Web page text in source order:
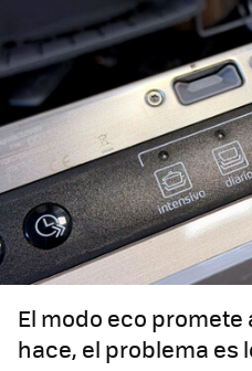
El modo eco promete
hace, el problema es